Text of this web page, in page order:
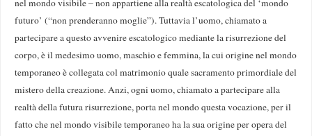
futuro’ (“non prenderanno moglie”). Tuttavia l’uomo, chiamato a
partecipare a questo avvenire escatologico mediante la risurrezione del
corpo, è il medesimo uomo, maschio e femmina, la cui origine nel mondo
temporaneo è collegata col matrimonio quale sacramento primordiale del
mistero della creazione. Anzi, ogni uomo, chiamato a partecipare alla
realtà della futura risurrezione, porta nel mondo questa vocazione, per il
fatto che nel mondo visibile temporaneo ha la sua origine per opera del